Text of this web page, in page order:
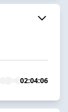
02:04:06